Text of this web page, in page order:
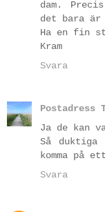
dam.
det bara
Ha en fin
Kram
Svara
Postadress
Ja de kan
Så
komma på
Svara